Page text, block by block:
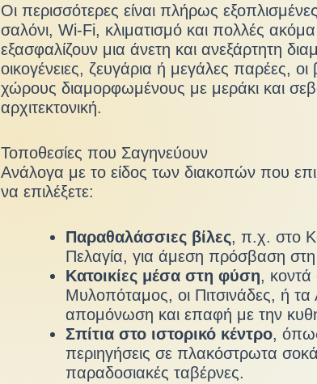
Οι περισσότερες είναι πλήρως
σαλόνι, Wi-Fi, κλιματισμό και πολλές
εξασφαλίζουν μια άνετη και ανεξάρτητη
οικογένειες, ζευγάρια ή μεγάλες παρέες,
χώρους διαμορφωμένους με μεράκι και
αρχιτεκτονική.
Τοποθεσίες που Σαγηνεύουν
Ανάλογα με το είδος των διακοπών που
να επιλέξετε:
Παραθαλάσσιες βίλες, π.χ. στο
Πελαγία, για άμεση πρόσβαση
Κατοικίες μέσα στη φύση,
Μυλοπόταμος, οι Πιτσινάδες, ή τα
απομόνωση και επαφή με την
Σπίτια στο ιστορικό κέντρο,
περιηγήσεις σε πλακόστρωτα
παραδοσιακές ταβέρνες.